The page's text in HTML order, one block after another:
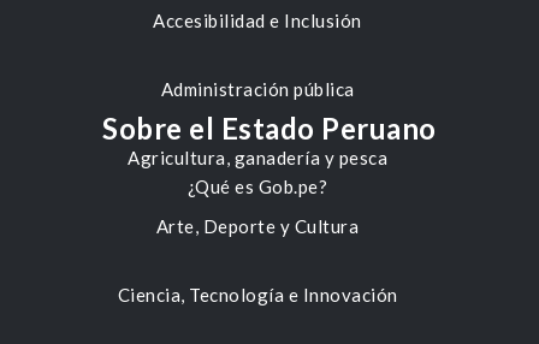
Accesibilidad e Inclusión
Administración pública
Agricultura, ganadería y pesca
Arte, Deporte y Cultura
Ciencia, Tecnología e Innovación
Sobre el Estado Peruano
¿Qué es Gob.pe?